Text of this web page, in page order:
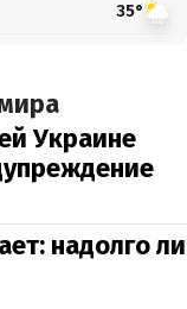
35°
Украине
надолго ли